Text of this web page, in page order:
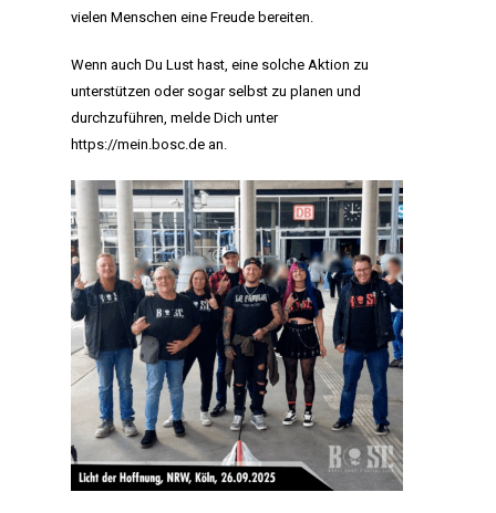
vielen Menschen eine Freude bereiten.
Wenn auch Du Lust hast, eine solche Aktion zu
unterstützen oder sogar selbst zu planen und
durchzuführen, melde Dich unter
https://mein.bosc.de an.
HOME
MANIFEST
AKTIVITÄTEN
CLUB
TEAM